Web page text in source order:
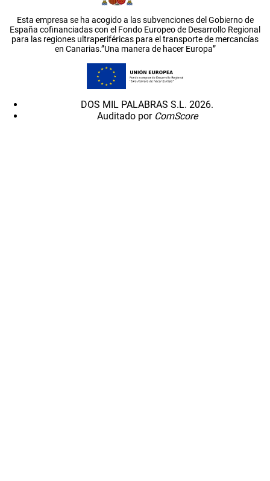
Esta empresa se ha acogido a las subvenciones del Gobierno de
España cofinanciadas con el Fondo Europeo de Desarrollo Regional
para las regiones ultraperiféricas para el transporte de mercancías
en Canarias.”Una manera de hacer Europa”
DOS MIL PALABRAS S.L. 2026.
Auditado por ComScore